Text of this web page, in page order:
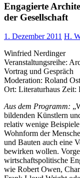
Engagierte
der Gesellschaft
1. Dezember 2011 H.
Winfried Nerdinger
Veranstaltungsreihe:
Vortrag und Gespräch
Moderation: Roland
Ort: Literaturhaus Zeit:
Aus dem Programm:
bildenden Künstlern
relativ wenige
Wohnform der
und Bauten auch eine
bewirken wollen.
wirtschaftspolitische
wie Robert Owen,